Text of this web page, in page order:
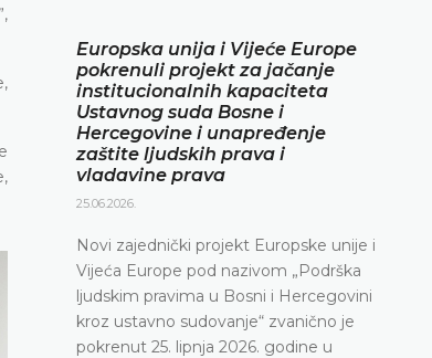
Europska unija i Vijeće Europe
pokrenuli projekt za jačanje
institucionalnih kapaciteta
Ustavnog suda Bosne i
Hercegovine i unapređenje
zaštite ljudskih prava i
vladavine prava
25.06.2026.
Novi zajednički projekt Europske unije i
Vijeća Europe pod nazivom „Podrška
ljudskim pravima u Bosni i Hercegovini
kroz ustavno sudovanje“ zvanično je
pokrenut 25. lipnja 2026. godine u